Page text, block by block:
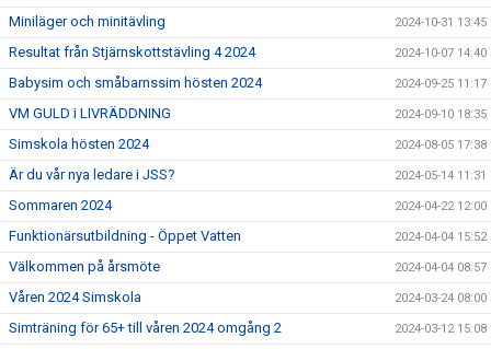
Miniläger och minitävling 2024-10-31 13:45
Resultat från Stjärnskottstävling 4 2024 2024-10-07 14:40
Babysim och småbarnssim hösten 2024 2024-09-25 11:17
VM GULD i LIVRÄDDNING 2024-09-10 18:35
Simskola hösten 2024 2024-08-05 17:38
Är du vår nya ledare i JSS? 2024-05-14 11:31
Sommaren 2024 2024-04-22 12:00
Funktionärsutbildning - Öppet Vatten 2024-04-04 15:52
Välkommen på årsmöte 2024-04-04 08:57
Våren 2024 Simskola 2024-03-24 08:00
Simträning för 65+ till våren 2024 omgång 2 2024-03-12 15:08